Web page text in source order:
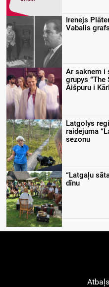
Irenejs
Vabalis grafs
Ar saknem i
grupys
Aišpuru i
Latgolys
raidejuma
sezonu
“Latgaļu
dīnu